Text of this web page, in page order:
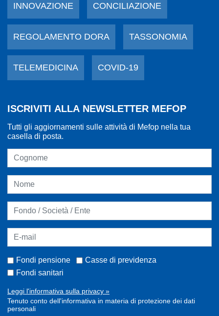
INNOVAZIONE CONCILIAZIONE
REGOLAMENTO DORA TASSONOMIA
TELEMEDICINA COVID-19
ISCRIVITI ALLA NEWSLETTER MEFOP
Tutti gli aggiornamenti sulle attività di Mefop nella tua
casella di posta.
Fondi pensione
Casse di previdenza
Fondi sanitari
Leggi l'informativa sulla privacy »
Tenuto conto dell'informativa in materia di protezione dei dati
personali